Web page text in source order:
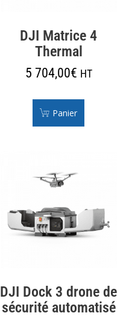
DJI Matrice 4
Thermal
5 704,00€ HT
Panier
DJI Dock 3 drone de
sécurité automatisé